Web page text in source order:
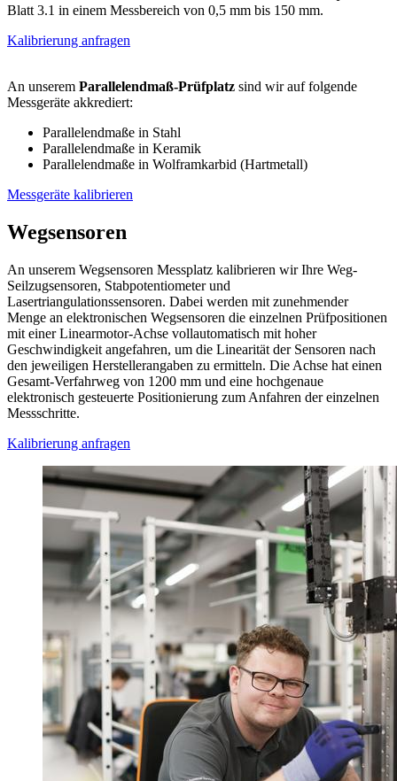
Blatt 3.1 in einem Messbereich von 0,5 mm bis 150 mm.
Kalibrierung anfragen
An unserem Parallelendmaß-Prüfplatz sind wir auf folgende
Messgeräte akkrediert:
Parallelendmaße in Stahl
Parallelendmaße in Keramik
Parallelendmaße in Wolframkarbid (Hartmetall)
Messgeräte kalibrieren
Wegsensoren
An unserem Wegsensoren Messplatz kalibrieren wir Ihre Weg-
Seilzugsensoren, Stabpotentiometer und
Lasertriangulationssensoren. Dabei werden mit zunehmender
Menge an elektronischen Wegsensoren die einzelnen Prüfpositionen
mit einer Linearmotor-Achse vollautomatisch mit hoher
Geschwindigkeit angefahren, um die Linearität der Sensoren nach
den jeweiligen Herstellerangaben zu ermitteln. Die Achse hat einen
Gesamt-Verfahrweg von 1200 mm und eine hochgenaue
elektronisch gesteuerte Positionierung zum Anfahren der einzelnen
Messschritte.
Kalibrierung anfragen